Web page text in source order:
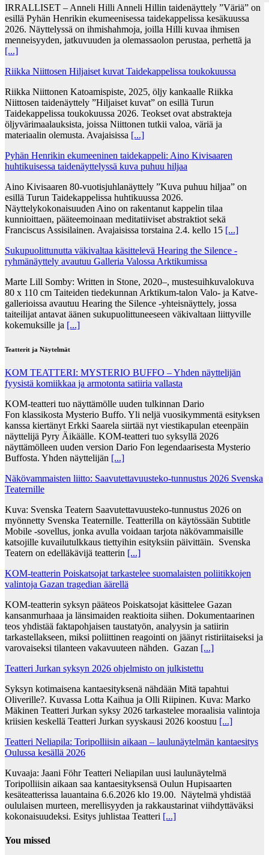
IRRALLISET – Anneli Hilli Anneli Hillin taidenäyttely ”Väriä” on
esillä Pyhän Henrikin ekumeenisessa taidekappelissa kesäkuussa
2026. Näyttelyssä on ihmishahmoja, joilla Hilli kuvaa ihmisen
menneisyyden, jatkuvuuden ja olemassaolon perustaa, perhettä ja
[...]
Riikka Niittosen Hiljaiset kuvat Taidekappelissa toukokuussa
Riikka Niittonen Katoamispiste, 2025, öljy kankaalle Riikka
Niittosen taidenäyttely ”Hiljaiset kuvat” on esillä Turun
Taidekappelissa toukokuussa 2026. Teokset ovat abstrakteja
öljyvärimaalauksista, joissa Niittonen tutkii valoa, väriä ja
materiaalin olemusta. Avajaisissa [...]
Pyhän Henrikin ekumeeninen taidekappeli: Aino Kivisaaren
huhtikuisessa taidenäyttelyssä kuva puhuu hiljaa
Aino Kivisaaren 80-vuotisjuhlanäyttely ”Kuva puhuu hiljaa” on
esillä Turun Taidekappelissa huhtikuussa 2026.
Näyttelykokonaisuuden Aino on rakentanut kappelin tilaa
kunnioittaen, pääteemoinaan meditatiiviset abstraktiot sekä
Franciscus Assisilainen. Avajaisissa torstaina 2.4. kello 15 [...]
Sukupuolittunutta väkivaltaa käsittelevä Hearing the Silence -
ryhmänäyttely avautuu Galleria Valossa Arktikumissa
Marte Lill Somby: Written in Stone, 2020–, mustesuihkuvalokuva
80 x 110 cm Taiteiden tiedekunnan Arktikum-talon Valo- ja Katve-
gallerioissa avautuu Hearing the Silence -yhteisnäyttely, jossa
taiteilijat antavat äänen sukupuolittuneeseen väkivaltaan liittyville
kokemuksille ja [...]
Teatterit ja Näytelmät
KOM TEATTERI: MYSTERIO BUFFO – Yhden näyttelijän
fyysistä komiikkaa ja armotonta satiiria vallasta
KOM-teatteri tuo näyttämölle uuden tulkinnan Dario
Fon klassikosta Mysterio Buffo. Yli neljä vuosikymmentä esityksen
kanssa kiertänyt Erkki Saarela siirtää nyt viestikapulan eteenpäin
näyttelijä Pyry Äikäälle. KOM-teatteri tuo syksyllä 2026
näyttämölleen uuden version Dario Fon legendaarisesta Mysterio
Buffosta. Yhden näyttelijän [...]
Näkövammaisten liitto: Saavutettavuusteko-tunnustus 2026 Svenska
Teaternille
Kuva: Svenska Teatern Saavutettavuusteko-tunnustus 2026 on
myönnetty Svenska Teaternille. Teatterilla on käytössään Subtitle
Mobile -sovellus, jonka avulla voidaan tarjota näkövammaisille
katsojille kuvailutulkkaus tiettyihin esityksiin päivittäin. Svenska
Teatern on edelläkävijä teatterin [...]
KOM-teatterin Poiskatsojat tarkastelee suomalaisten poliitikkojen
valintoja Gazan tragedian äärellä
KOM-teatterin syksyn pääteos Poiskatsojat käsittelee Gazan
kansanmurhaaa ja länsimaiden reaktioita siihen. Dokumentaarinen
teos yhdistää faktapohjaisen taustatyön, analyysin ja satiirin
tarkastellakseen, miksi poliittinen reagointi on jäänyt ristiriitaiseksi ja
varovaiseksi tilanteen vakavuuteen nähden. Gazan [...]
Teatteri Jurkan syksyn 2026 ohjelmisto on julkistettu
Syksyn kotimaisena kantaesityksenä nähdään Mitä tapahtui
Oliverille?. Kuvassa Lotta Kaihua ja Olli Riipinen. Kuva: Marko
Mäkinen Teatteri Jurkan syksy 2026 tarkastelee moraalisia valintoja
kriisien keskellä Teatteri Jurkan syyskausi 2026 koostuu [...]
Teatteri Neliapila: Toripolliisin aikaan – laulunäytelmän kantaesitys
Oulussa kesällä 2026
Kuvaaja: Jaani Föhr Teatteri Neliapilan uusi laulunäytelmä
Toripolliisin aikaan saa kantaesityksensä Oulun Hupisaarten
kesäteatterissa lauantaina 6.6.2026 klo 19.00. Näytelmä yhdistää
oululaisen murteen, merellisyyden ja rakkaustarinat viihdyttäväksi
kokonaisuudeksi. Esitys juhlistaa Teatteri [...]
You missed